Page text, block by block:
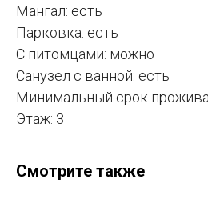
Мангал: есть
Парковка: есть
С питомцами: можно
Санузел с ванной: есть
Минимальный срок
Этаж: 3
Смотрите также